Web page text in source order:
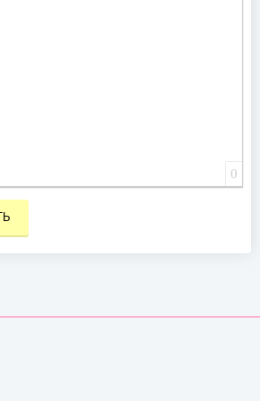
0